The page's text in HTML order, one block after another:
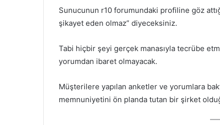
Sunucunun r10 forumundaki profiline göz
şikayet eden olmaz” diyeceksiniz.
Tabi hiçbir şeyi gerçek manasıyla tecrübe
yorumdan ibaret olmayacak.
Müşterilere yapılan anketler ve yorumlara
memnuniyetini ön planda tutan bir şirket